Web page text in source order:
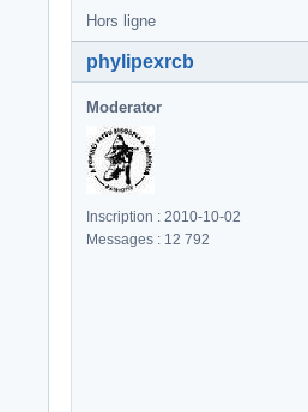
Hors ligne
phylipexrcb
Moderator
Inscription : 2010-10-02
Messages : 12 792